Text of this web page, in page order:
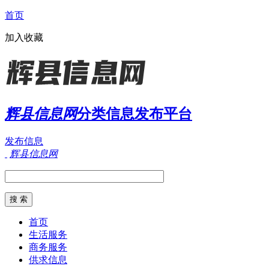
首页
加入收藏
辉县信息网分类信息发布平台
发布信息
辉县信息网
首页
生活服务
商务服务
供求信息